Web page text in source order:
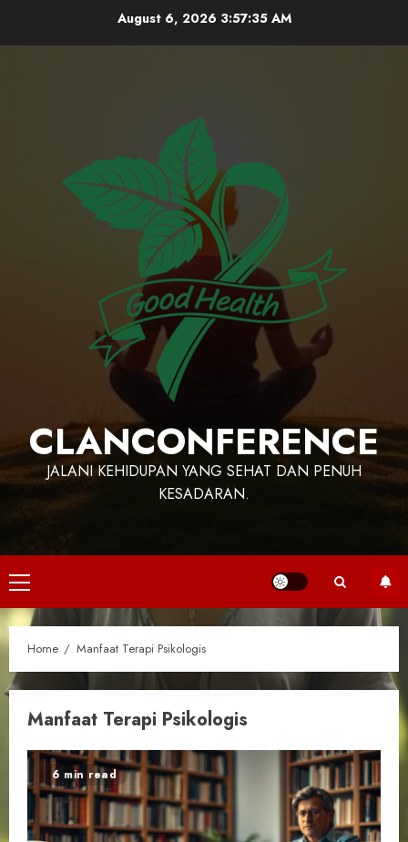
August 6, 2026 3:57:35 AM
CLANCONFERENCE
JALANI KEHIDUPAN YANG SEHAT DAN PENUH
KESADARAN.
Primary
Menu
Home Manfaat Terapi Psikologis
Manfaat Terapi Psikologis
6 min read